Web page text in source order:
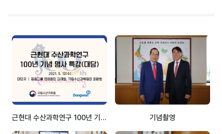
주
근현대 수산과학연구 100년 기념 명사 특강 영상 기념촬영